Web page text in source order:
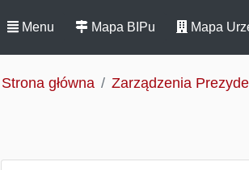
Menu Mapa BIPu Mapa
Strona główna Zarządzenia